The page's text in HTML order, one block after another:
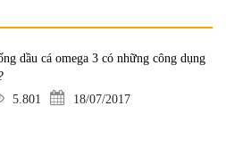
dầu cá omega 3 có những công dụng
5.801
18/07/2017